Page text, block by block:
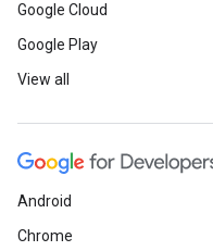
Google Cloud
Google Play
View all
Android
Chrome